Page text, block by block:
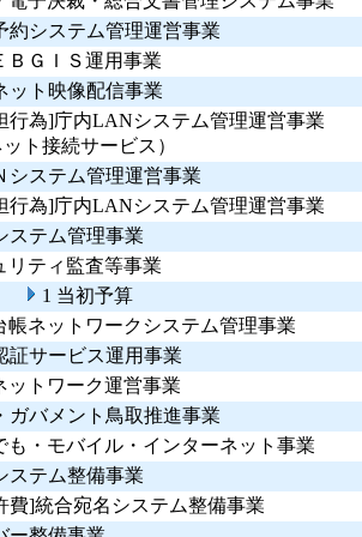
約システム管理運営事業
ＢＧＩＳ運用事業
ット映像配信事業
行為]庁内LANシステム管理運営事業
ット接続サービス）
システム管理運営事業
行為]庁内LANシステム管理運営事業
ステム管理事業
リティ監査等事業
1 当初予算
帳ネットワークシステム管理事業
証サービス運用事業
ットワーク運営事業
ガバメント鳥取推進事業
も・モバイル・インターネット事業
ステム整備事業
費]統合宛名システム整備事業